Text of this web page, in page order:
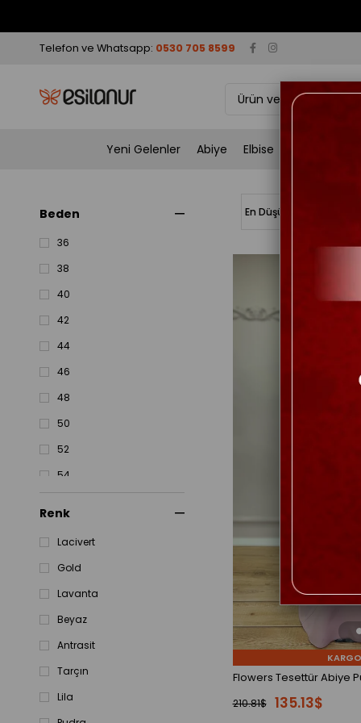
Telefon ve Whatsapp: 0530 705 8599
Yeni Gelenler Abiye Elbise
Beden
36
38
40
42
44
46
48
50
52
54
Renk
Lacivert
Gold
Lavanta
Beyaz
Antrasit
Tarçın
Lila
Flowers Tesettür Abiye
135.13$
210.81$